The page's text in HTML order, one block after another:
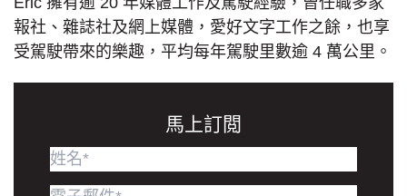
報社、雜誌社及網上媒體，愛好文字工作之餘，也享
受駕駛帶來的樂趣，平均每年駕駛里數逾 4 萬公里。
馬上訂閲